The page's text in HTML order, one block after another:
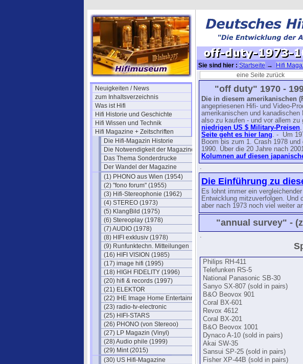
Neuigkeiten / News
zum Inhaltsverzeichnis
Was ist Hifi
Hifi Historie und Geschichte
Hifi Wissen und Technik
Hifi Magazine + Zeitschriften
Die Hifi-Magazin Historie
Die Notwendigkeit der Magazine
Das Thema Sonderdrucke
Der Wandel der Magazine
(1) PHONO aus Wien (1954)
(2) "fono forum" (1955)
(3) Hifi-Stereophonie (1962)
(4) STEREO (1973)
(5) KlangBild (1975)
(6) Stereoplay (1978)
(7) AUDIO (1978)
(8) HIFI exklusiv (1978)
(9) Runfunktechn. Mitteilungen
(16) HIFI VISION (1985)
(17) image hifi (1995)
(18) HIGH FIDELITY (1996)
(20) hifi & records (1997)
(21) ELEKTOR
(22) IHE Image Home Entertainment
(23) radio-tv-electronic
(25) HIFI-STARS
(26) PHONO (von Stereoo)
(27) LP Magazin (Vinyl)
(28) Audio phile (1999)
(29) Mint (2015)
(30) US Hifi-Magazine
Sie sind hier : Startseite → Hifi
off-duty-1973-10 - Speaker Preise
eine Seite zurück
"off duty" 1970 -
Die in diesem amerikanischen
angepriesenen Hifi- und Video-
amerikanischen und kanadischen
also zu kaufen - und vor allem zu
niedrigen US $ Military-Preisen
Seite geht es hier lang. - Um
Boom bis zum 1. Crash 1978
1990. Über die 20 Jahre nach
Kolumnen auf diesen
.
Die Einführung zu
Es lohnt immer ein
Entwicklung mitzuverfolgen. Und
aber nach 1973 noch viel weiter
"annual survey" -
.
Philips RH-411
Telefunken RS-5
National Panasonic SB-30
Sanyo SX-807 (sold in pairs)
B&O Beovox 901
Coral BX-601
Revox 4612
Coral BX-201
B&O Beovox 1001
Dynaco A-10 (sold in pairs)
Akai SW-35
Sansui SP-25 (sold in pairs)
Fisher XP-44B (sold in pairs)